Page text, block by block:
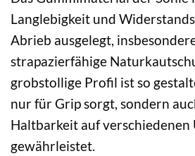
Langlebigkeit und
Abrieb ausgelegt,
strapazierfähige
grobstollige Profil ist so
nur für Grip sorgt, sondern
Haltbarkeit auf
gewährleistet.